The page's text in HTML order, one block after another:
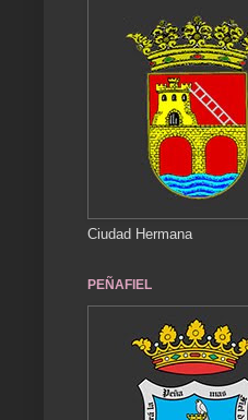
Ciudad Hermana
PEÑAFIEL